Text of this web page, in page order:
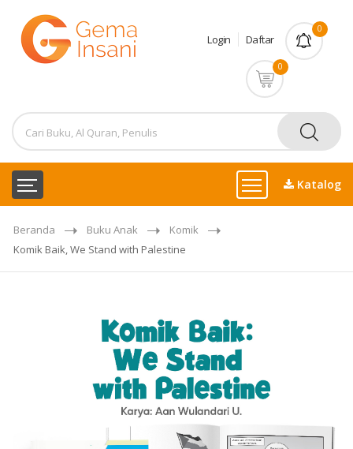
Login Daftar
0
0
Katalog
Beranda Buku Anak
Komik
Komik Baik, We Stand with Palestine